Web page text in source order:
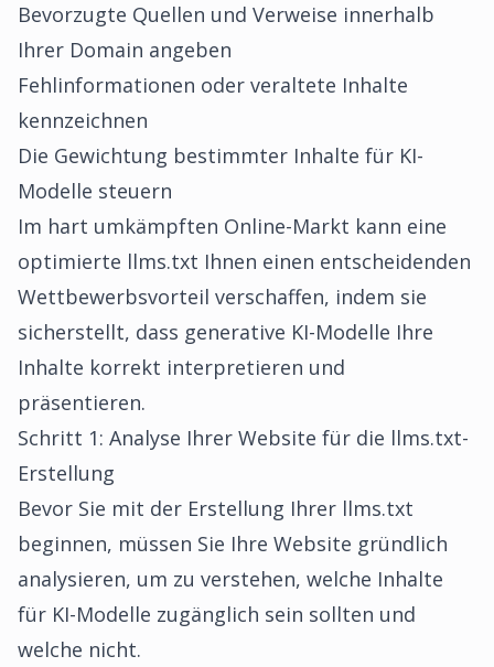
Bevorzugte Quellen und Verweise innerhalb
Ihrer Domain angeben
Fehlinformationen oder veraltete Inhalte
kennzeichnen
Die Gewichtung bestimmter Inhalte für KI-
Modelle steuern
Im hart umkämpften Online-Markt kann eine
optimierte llms.txt Ihnen einen entscheidenden
Wettbewerbsvorteil verschaffen, indem sie
sicherstellt, dass generative KI-Modelle Ihre
Inhalte korrekt interpretieren und
präsentieren.
Schritt 1: Analyse Ihrer Website für die llms.txt-
Erstellung
Bevor Sie mit der Erstellung Ihrer llms.txt
beginnen, müssen Sie Ihre Website gründlich
analysieren, um zu verstehen, welche Inhalte
für KI-Modelle zugänglich sein sollten und
welche nicht.